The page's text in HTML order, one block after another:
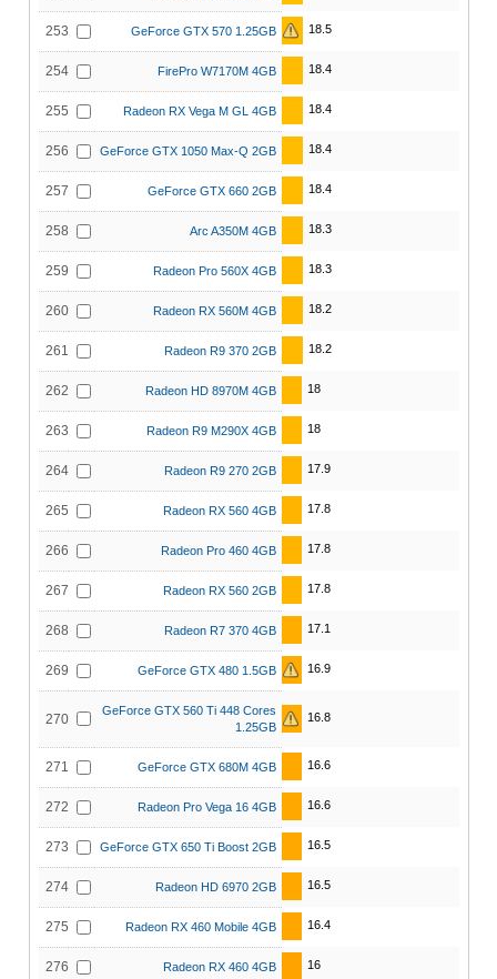
253 GeForce GTX 570 1.25GB 18.5
254 FirePro W7170M 4GB 18.4
255 Radeon RX Vega M GL 4GB 18.4
256 GeForce GTX 1050 Max-Q 2GB 18.4
257 GeForce GTX 660 2GB 18.4
258 Arc A350M 4GB 18.3
259 Radeon Pro 560X 4GB 18.3
260 Radeon RX 560M 4GB 18.2
261 Radeon R9 370 2GB 18.2
262 Radeon HD 8970M 4GB 18
263 Radeon R9 M290X 4GB 18
264 Radeon R9 270 2GB 17.9
265 Radeon RX 560 4GB 17.8
266 Radeon Pro 460 4GB 17.8
267 Radeon RX 560 2GB 17.8
268 Radeon R7 370 4GB 17.1
269 GeForce GTX 480 1.5GB 16.9
270
GeForce GTX 560 Ti 448 Cores
1.25GB
16.8
271 GeForce GTX 680M 4GB 16.6
272 Radeon Pro Vega 16 4GB 16.6
273 GeForce GTX 650 Ti Boost 2GB 16.5
274 Radeon HD 6970 2GB 16.5
275 Radeon RX 460 Mobile 4GB 16.4
276 Radeon RX 460 4GB 16